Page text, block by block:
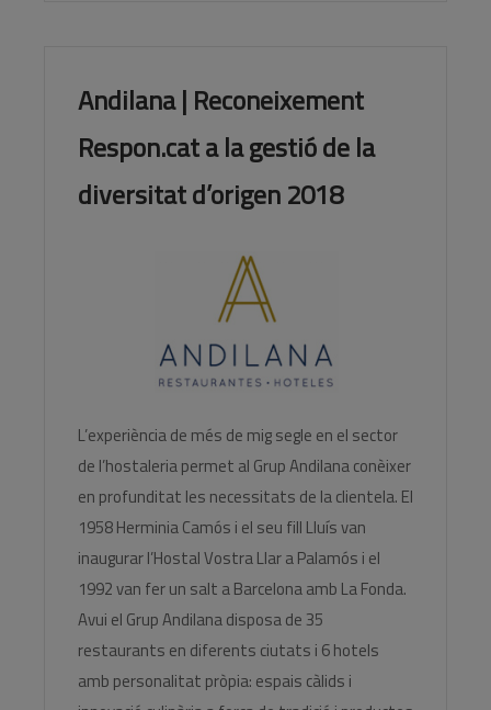
Andilana | Reconeixement
Respon.cat a la gestió de la
diversitat d’origen 2018
L’experiència de més de mig segle en el sector
de l’hostaleria permet al Grup Andilana conèixer
en profunditat les necessitats de la clientela. El
1958 Herminia Camós i el seu fill Lluís van
inaugurar l’Hostal Vostra Llar a Palamós i el
1992 van fer un salt a Barcelona amb La Fonda.
Avui el Grup Andilana disposa de 35
restaurants en diferents ciutats i 6 hotels
amb personalitat pròpia: espais càlids i